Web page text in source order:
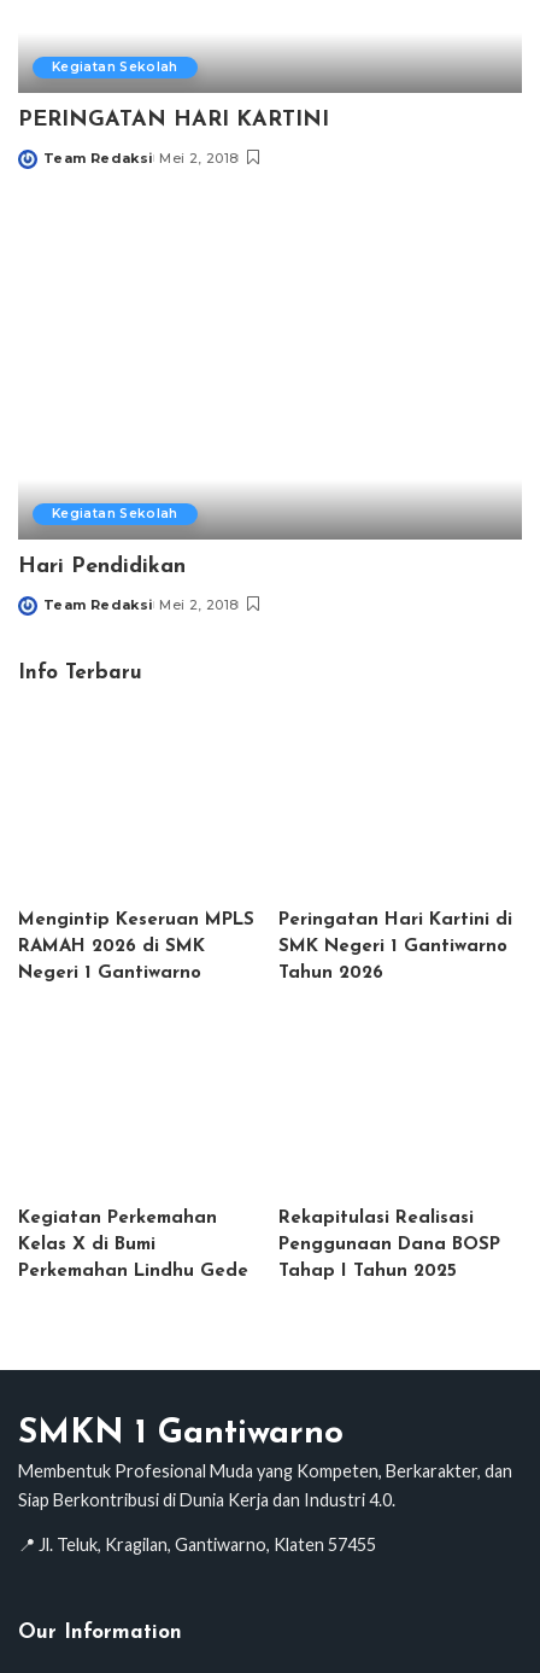
Kegiatan Sekolah
PERINGATAN HARI KARTINI
Posted
Team Redaksi Mei 2, 2018
Kegiatan Sekolah
Hari Pendidikan
Posted
Team Redaksi Mei 2, 2018
Info Terbaru
Mengintip Keseruan MPLS
RAMAH 2026 di SMK
Negeri 1 Gantiwarno
Peringatan Hari Kartini di
SMK Negeri 1 Gantiwarno
Tahun 2026
Kegiatan Perkemahan
Kelas X di Bumi
Perkemahan Lindhu Gede
Rekapitulasi Realisasi
Penggunaan Dana BOSP
Tahap I Tahun 2025
SMKN 1 Gantiwarno
Membentuk Profesional Muda yang Kompeten, Berkarakter, dan
Siap Berkontribusi di Dunia Kerja dan Industri 4.0.
📍 Jl. Teluk, Kragilan, Gantiwarno, Klaten 57455
Our Information